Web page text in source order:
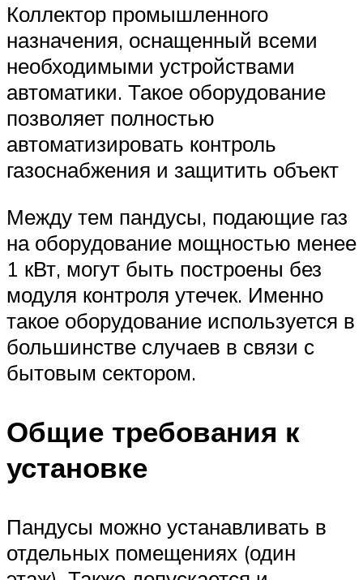
Коллектор промышленного
назначения, оснащенный всеми
необходимыми устройствами
автоматики. Такое оборудование
позволяет полностью
автоматизировать контроль
газоснабжения и защитить объект
Между тем пандусы, подающие газ
на оборудование мощностью менее
1 кВт, могут быть построены без
модуля контроля утечек. Именно
такое оборудование используется в
большинстве случаев в связи с
бытовым сектором.
Общие требования к
установке
Пандусы можно устанавливать в
отдельных помещениях (один